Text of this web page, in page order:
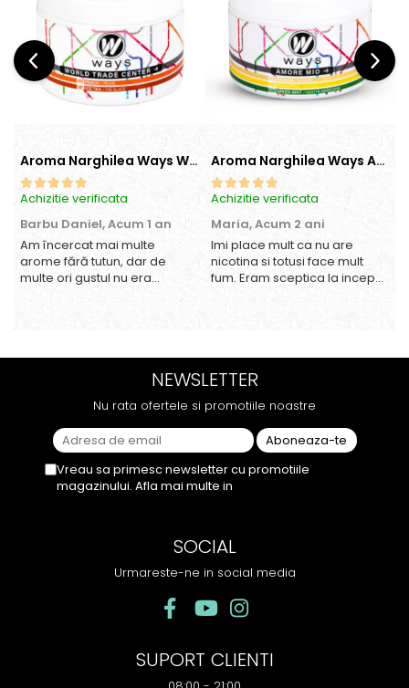
Aroma Narghilea Ways World Trade Center - Piersica cu Ice Tea, 200gr
Achizitie verificata
Barbu Daniel,Acum 1 an
Am încercat mai multe
arome fără tutun, dar de
multe ori gustul nu era
sesiunii. Chiar dacă nu
conține tutun, senzația este la
Aroma Narghilea Ways Amore - Banana, Ananas si Menta, 200gr
Achizitie verificata
Maria,Acum 2 ani
Imi place mult ca nu are
nicotina si totusi face mult
fum. Eram sceptica la inceput,
camera de tutun sau tigara.
NEWSLETTER
Nu rata ofertele si promotiile noastre
Vreau sa primesc newsletter cu promotiile
magazinului. Afla mai multe in
SOCIAL
Urmareste-ne in social media
SUPORT CLIENTI